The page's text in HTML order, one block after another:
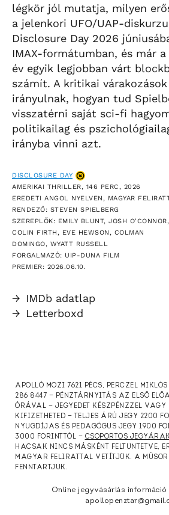
légkör jól mutatja, milyen
a jelenkori UFO/UAP-
Disclosure Day 2026
IMAX-formátumban, és már
év egyik legjobban várt
számít. A kritikai
irányulnak, hogyan tud
visszatérni saját sci-fi
politikailag és
irányba vinni azt.
DISCLOSURE DAY
AMERIKAI THRILLER, 146 PERC, 2026
EREDETI ANGOL NYELVEN, MAGYAR
RENDEZŐ: STEVEN SPIELBERG
SZEREPLŐK: EMILY BLUNT, JOSH O'CONNOR,
COLIN FIRTH, EVE HEWSON, COLMAN
DOMINGO, WYATT RUSSELL
FORGALMAZÓ: UIP-DUNA FILM
PREMIER: 2026.06.10.
→ IMDb adatlap
→ Letterboxd
APOLLÓ MOZI 7621 PÉCS, PERCZEL
286 8447 — PÉNZTÁRNYITÁS AZ ELSŐ
ÓRÁVAL — JEGYEDET KÉSZPÉNZZEL
KIFIZETHETED — TELJES ÁRÚ JEGY 2200
NYUGDÍJAS ÉS PEDAGÓGUS JEGY 1900
3000 FORINTTÓL — CSOPORTOS
HACSAK NINCS MÁSKÉNT FELTÜNTETVE,
MAGYAR FELIRATTAL VETÍTJÜK. A
FENNTARTJUK.
Online jegyvásárlás információ